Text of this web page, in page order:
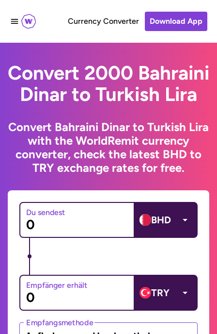
Currency Converter Download App
Convert 2000 Bahraini
Dinar to Turkish Lira
Convert Bahraini Dinar to Turkish Lira
with the WorldRemit currency
converter, check the latest BHD to
TRY exchange rates for free.
Du sendest
BHD
Empfänger erhält
TRY
Empfangsmethode